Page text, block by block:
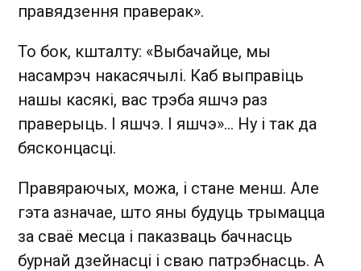
правядзення праверак».
То бок, кшталту: «Выбачайце, мы
насамрэч накасячылі. Каб выправіць
нашы касякі, вас трэба яшчэ раз
праверыць. І яшчэ. І яшчэ»… Ну і так да
бясконцасці.
Правяраючых, можа, і стане менш. Але
гэта азначае, што яны будуць трымацца
за сваё месца і паказваць бачнасць
бурнай дзейнасці і сваю патрэбнасць. А